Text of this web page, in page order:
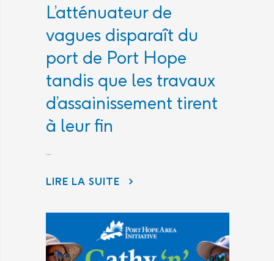
L’atténuateur de
vagues disparaît du
port de Port Hope
tandis que les travaux
d’assainissement tirent
à leur fin
...
LIRE LA SUITE L’ATTÉNUATEUR DE VAGUES DISPARAÎT DU PORT DE PORT HOPE TANDIS QUE LES TRAVAUX D’ASSAINISSEMENT TIRENT À LEUR FIN